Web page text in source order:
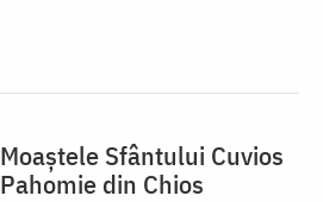
Moaștele Sfântului Cuvios
Pahomie din Chios